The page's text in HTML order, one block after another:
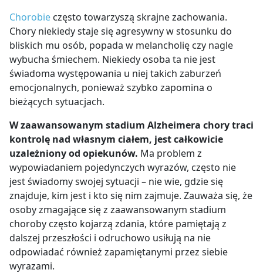
Chorobie często towarzyszą skrajne zachowania.
Chory niekiedy staje się agresywny w stosunku do
bliskich mu osób, popada w melancholię czy nagle
wybucha śmiechem. Niekiedy osoba ta nie jest
świadoma występowania u niej takich zaburzeń
emocjonalnych, ponieważ szybko zapomina o
bieżących sytuacjach.
W zaawansowanym stadium Alzheimera chory traci
kontrolę nad własnym ciałem, jest całkowicie
uzależniony od opiekunów. Ma problem z
wypowiadaniem pojedynczych wyrazów, często nie
jest świadomy swojej sytuacji – nie wie, gdzie się
znajduje, kim jest i kto się nim zajmuje. Zauważa się, że
osoby zmagające się z zaawansowanym stadium
choroby często kojarzą zdania, które pamiętają z
dalszej przeszłości i odruchowo usiłują na nie
odpowiadać również zapamiętanymi przez siebie
wyrazami.